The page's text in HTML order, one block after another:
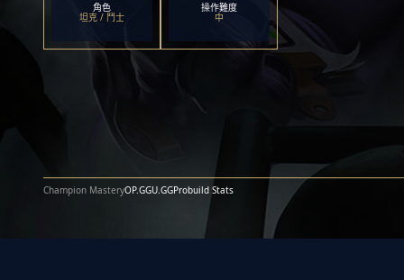
角色
坦克 / 鬥士
操作難度
中
Champion MasteryOP.GGU.GGProbuild Stats